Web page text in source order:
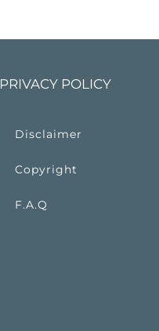
PRIVACY POLICY
Disclaimer
Copyright
F.A.Q